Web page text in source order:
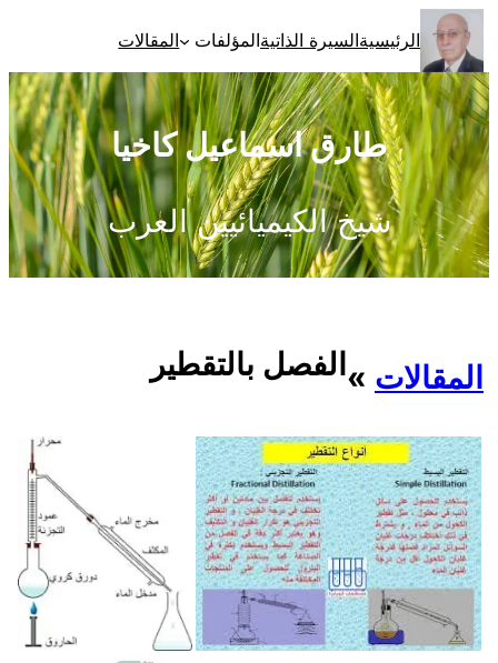
تخطى
إلى
المحتوى
الرئيسيةالسيرة الذاتيةالمؤلفات المقالات
طارق اسماعيل كاخيا
شيخ الكيميائيين العرب
المقالات »الفصل بالتقطير